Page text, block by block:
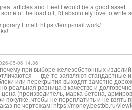
articles and I feel I would be a good asset.
of the load off, I'd absolutely love to write
Email: https://temp-mail.work/
05-06 14:36
при выборе железобетонных
— где-то заявляют стандартные
или перекрытия выходят заметно
реальная разница в качестве и
цена (производитель, марка бетона,
покупке, чтобы не переплатить и не взять
по чертежам: https://money.bestbb.ru/